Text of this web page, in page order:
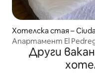
Хотелска стая –
Апартамент El
Други